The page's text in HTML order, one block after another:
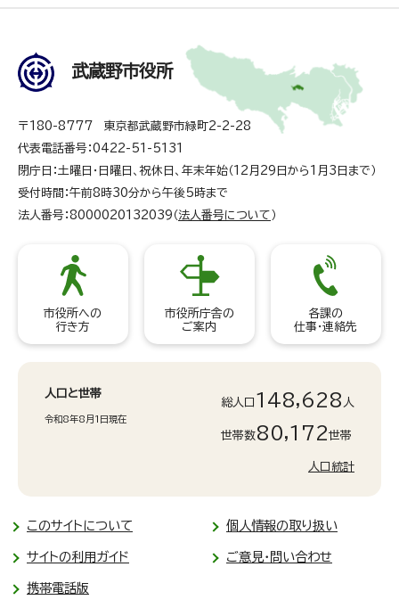
武蔵野市役所
〒180-8777 東京都武蔵野市緑町2-2-28
代表電話番号：0422-51-5131
閉庁日：土曜日・日曜日、祝休日、年末年始（12月29日から1月3日まで）
受付時間：午前8時30分から午後5時まで
法人番号：8000020132039（ 法人番号について ）
市役所への
行き方
市役所庁舎の
ご案内
各課の
仕事・連絡先
人口と世帯
令和8年8月1日現在
総人口 148,628 人
世帯数80,172世帯
人口統計
このサイトについて 個人情報の取り扱い
サイトの利用ガイド ご意見・問い合わせ
携帯電話版